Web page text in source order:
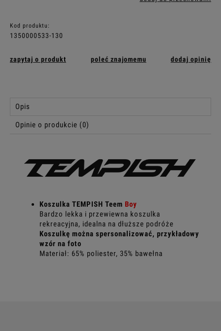
Kod produktu:
1350000533-130
zapytaj o produkt poleć znajomemu dodaj opinię
Opis
Opinie o produkcie (0)
Koszulka TEMPISH Teem Boy
Bardzo lekka i przewiewna koszulka
rekreacyjna, idealna na dłuższe podróże
Koszulkę można spersonalizować, przykładowy
wzór na foto
Materiał: 65% poliester, 35% bawełna